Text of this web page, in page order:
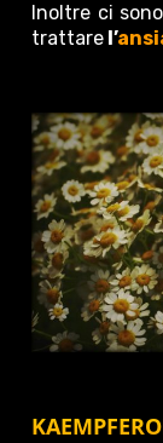
Inoltre ci
trattare l’